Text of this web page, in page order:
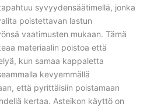
syvyydensäätimellä, jonka
poistettavan lastun
vaatimusten mukaan. Tämä
materiaalin poistoa että
kun samaa kappaletta
kevyemmällä
että pyrittäisiin poistamaan
kertaa. Asteikon käyttö on